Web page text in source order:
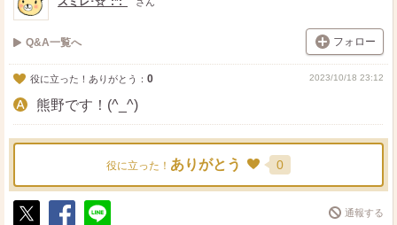
Q&A一覧へ フォロー
役に立った！ありがとう： 0 2023/10/18 23:12
熊野です！(^_^)
役に立った！ ありがとう 0
通報する